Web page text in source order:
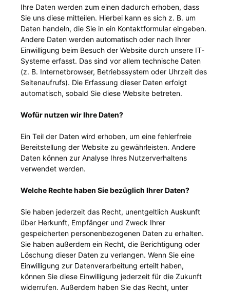
Ihre Daten werden zum einen dadurch erhoben, dass
Sie uns diese mitteilen. Hierbei kann es sich z. B. um
Daten handeln, die Sie in ein Kontaktformular eingeben.
Andere Daten werden automatisch oder nach Ihrer
Einwilligung beim Besuch der Website durch unsere IT-
Systeme erfasst. Das sind vor allem technische Daten
(z. B. Internetbrowser, Betriebssystem oder Uhrzeit des
Seitenaufrufs). Die Erfassung dieser Daten erfolgt
automatisch, sobald Sie diese Website betreten.
Wofür nutzen wir Ihre Daten?
Ein Teil der Daten wird erhoben, um eine fehlerfreie
Bereitstellung der Website zu gewährleisten. Andere
Daten können zur Analyse Ihres Nutzerverhaltens
verwendet werden.
Welche Rechte haben Sie bezüglich Ihrer Daten?
Sie haben jederzeit das Recht, unentgeltlich Auskunft
über Herkunft, Empfänger und Zweck Ihrer
gespeicherten personenbezogenen Daten zu erhalten.
Sie haben außerdem ein Recht, die Berichtigung oder
Löschung dieser Daten zu verlangen. Wenn Sie eine
Einwilligung zur Datenverarbeitung erteilt haben,
können Sie diese Einwilligung jederzeit für die Zukunft
widerrufen. Außerdem haben Sie das Recht, unter